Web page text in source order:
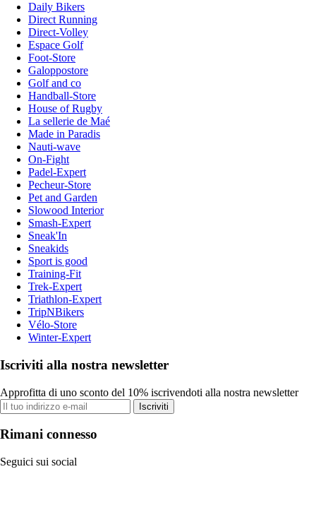
Daily Bikers
Direct Running
Direct-Volley
Espace Golf
Foot-Store
Galoppostore
Golf and co
Handball-Store
House of Rugby
La sellerie de Maé
Made in Paradis
Nauti-wave
On-Fight
Padel-Expert
Pecheur-Store
Pet and Garden
Slowood Interior
Smash-Expert
Sneak'In
Sneakids
Sport is good
Training-Fit
Trek-Expert
Triathlon-Expert
TripNBikers
Vélo-Store
Winter-Expert
Iscriviti alla nostra newsletter
Approfitta di uno sconto del 10% iscrivendoti alla nostra newsletter
Iscriviti
Rimani connesso
Seguici sui social